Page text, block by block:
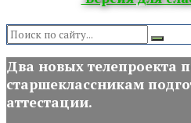
Search:
Два новых телепроекта
старшеклассникам
аттестации.